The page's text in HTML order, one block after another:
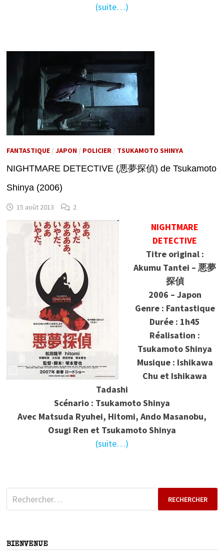
(suite…)
FANTASTIQUE/ JAPON/ POLICIER/ TSUKAMOTO SHINYA
NIGHTMARE DETECTIVE (悪夢探偵) de Tsukamoto
Shinya (2006)
15 août 2013 2
NIGHTMARE
DETECTIVE
Titre original :
Akumu Tantei – 悪夢
探偵
2006 – Japon
Genre : Fantastique
Durée : 1h45
Réalisation :
Tsukamoto Shinya
Musique : Ishikawa
Chu et Ishikawa
Tadashi
Scénario : Tsukamoto Shinya
Avec Matsuda Ryuhei, Hitomi, Ando Masanobu,
Osugi Ren et Tsukamoto Shinya
(suite…)
Rechercher :
BIENVENUE